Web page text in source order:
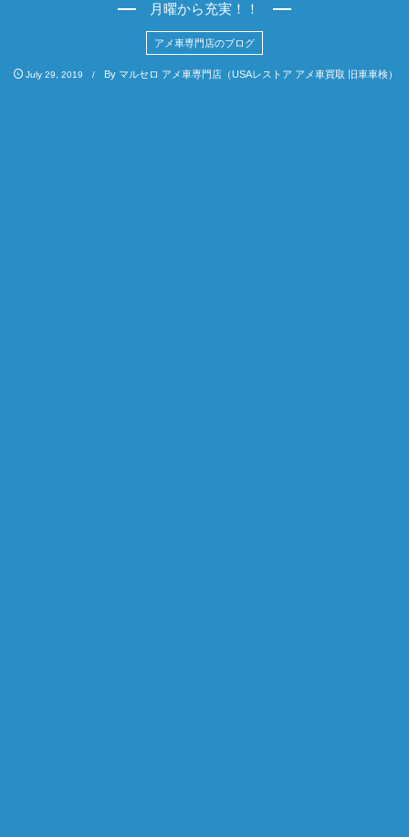
月曜から充実！！
アメ車専門店のブログ
July 29 ,2019 By マルセロ アメ車専門店（USAレストア アメ車買取 旧車車検）